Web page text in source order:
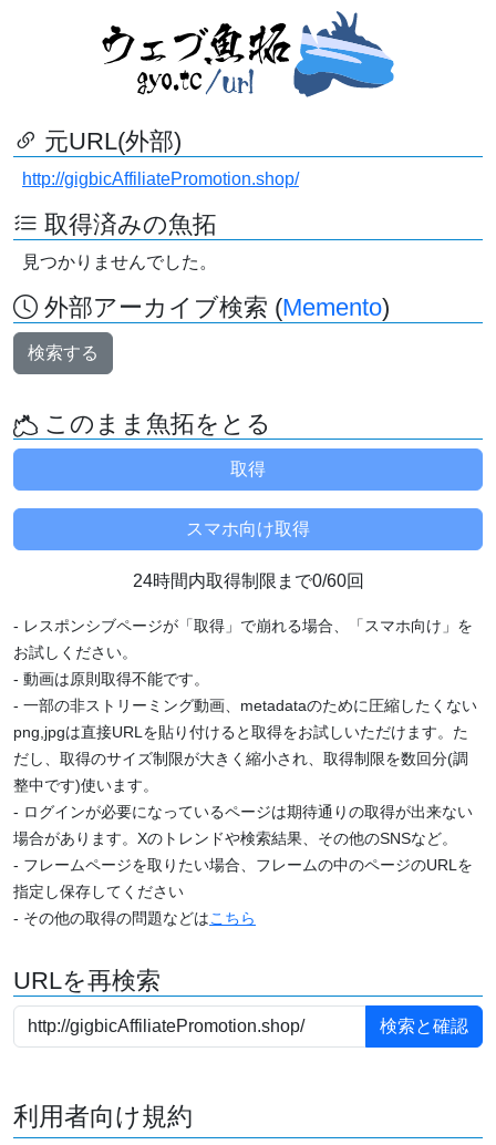
元URL(外部)
http://gigbicAffiliatePromotion.shop/
取得済みの魚拓
見つかりませんでした。
外部アーカイブ検索 (Memento)
検索する
このまま魚拓をとる
24時間内取得制限まで0/60回
- レスポンシブページが「取得」で崩れる場合、「スマホ向け」を
お試しください。
- 動画は原則取得不能です。
- 一部の非ストリーミング動画、metadataのために圧縮したくない
png,jpgは直接URLを貼り付けると取得をお試しいただけます。た
だし、取得のサイズ制限が大きく縮小され、取得制限を数回分(調
整中です)使います。
- ログインが必要になっているページは期待通りの取得が出来ない
場合があります。Xのトレンドや検索結果、その他のSNSなど。
- フレームページを取りたい場合、フレームの中のページのURLを
指定し保存してください
- その他の取得の問題などはこちら
URLを再検索
利用者向け規約